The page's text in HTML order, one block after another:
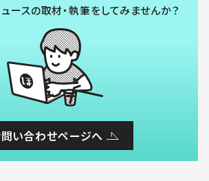
ースの取材・執筆をしてみませんか？
い合わせページへ